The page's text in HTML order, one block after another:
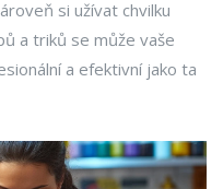
si užívat chvilku
a triků se může vaše
a efektivní jako ta